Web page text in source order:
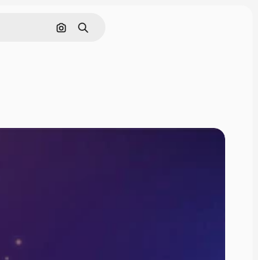
画像で検索
検索